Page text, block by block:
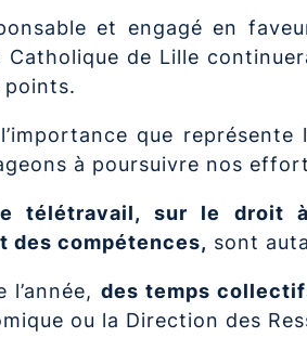
et engagé en
Catholique de Lille
points.
que
à poursuivre nos
télétravail, sur le droit à
des compétences, sont
des temps
ou la Direction des